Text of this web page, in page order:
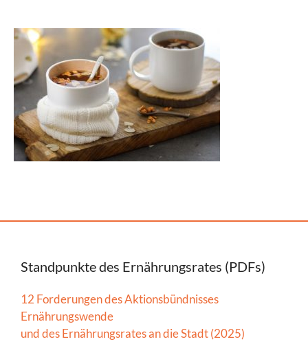
Standpunkte des Ernährungsrates (PDFs)
12 Forderungen des Aktionsbündnisses
Ernährungswende
und des Ernährungsrates an die Stadt (2025)